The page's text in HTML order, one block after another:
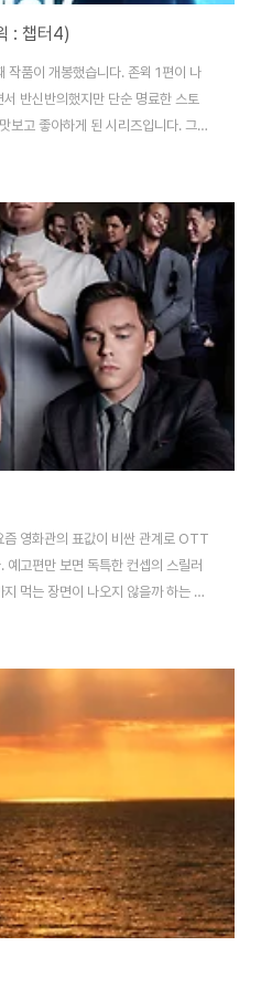
: 챕터4)
작품이 개봉했습니다. 존윅 1편이 나
반신반의했지만 단순 명료한 스토
보고 좋아하게 된 시리즈입니다. 그리
었으며 3편에서는 조금 중구난방 한
름없지만 오랜만에 잘 만든 액션 영화
즈 이후로 시원한 액션이었습니다. 특
면이나 어느 버려진 저택에서 싸우는
각도등이 너무 인상적이었습니다. 거
즘 영화관의 표값이 비싼 관계로 OTT
예고편만 보면 독특한 컨셉의 스릴러
먹는 장면이 나오지 않을까 하는 생
었습니다. 영화평을 말하자면 양이
인한 복수자로 나옵니다. 복수하는 방
을 계속 이어나갈 지구력이 부족한
부족하다.(물론 이것도 관객들에게 호
지만요) 복수 방식은 창의적이지만